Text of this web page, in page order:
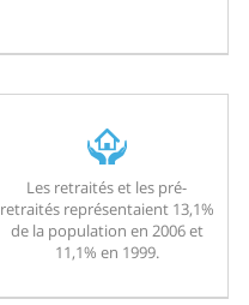
Les retraités et les pré-
retraités représentaient 13,1%
de la population en 2006 et
11,1% en 1999.